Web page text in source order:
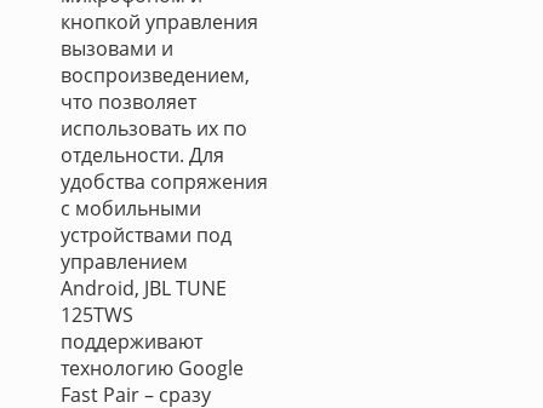
кнопкой управления
вызовами и
воспроизведением,
что позволяет
использовать их по
отдельности. Для
удобства сопряжения
с мобильными
устройствами под
управлением
Android, JBL TUNE
125TWS
поддерживают
технологию Google
Fast Pair – сразу